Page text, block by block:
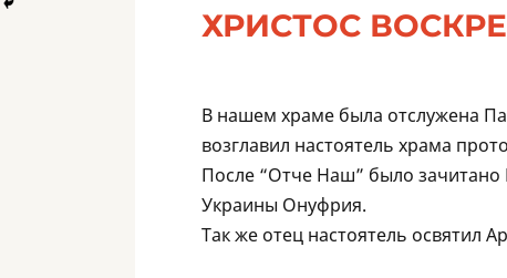
ХРИСТОС
В нашем храме была отслужена
возглавил настоятель храма
После “Отче Наш” было зачитано
Украины Онуфрия.
Так же отец настоятель освятил